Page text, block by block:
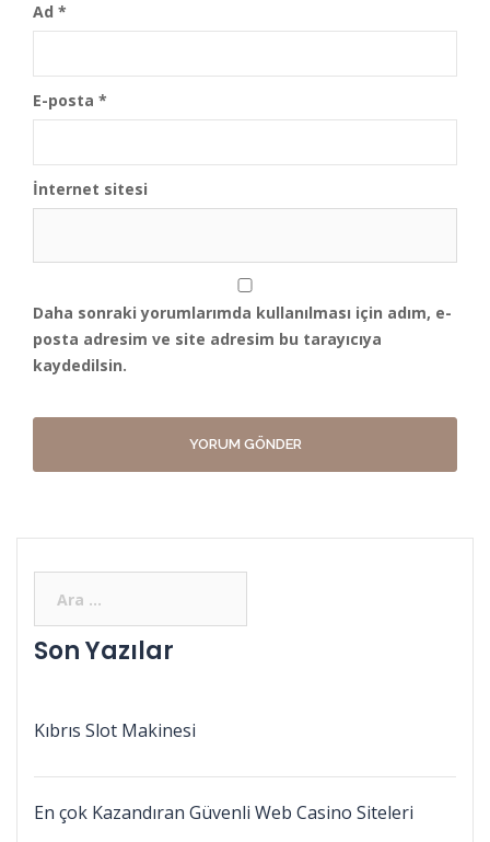
Ad *
E-posta *
İnternet sitesi
Daha sonraki yorumlarımda kullanılması için adım, e-
posta adresim ve site adresim bu tarayıcıya
kaydedilsin.
Son Yazılar
Kıbrıs Slot Makinesi
En çok Kazandıran Güvenli Web Casino Siteleri